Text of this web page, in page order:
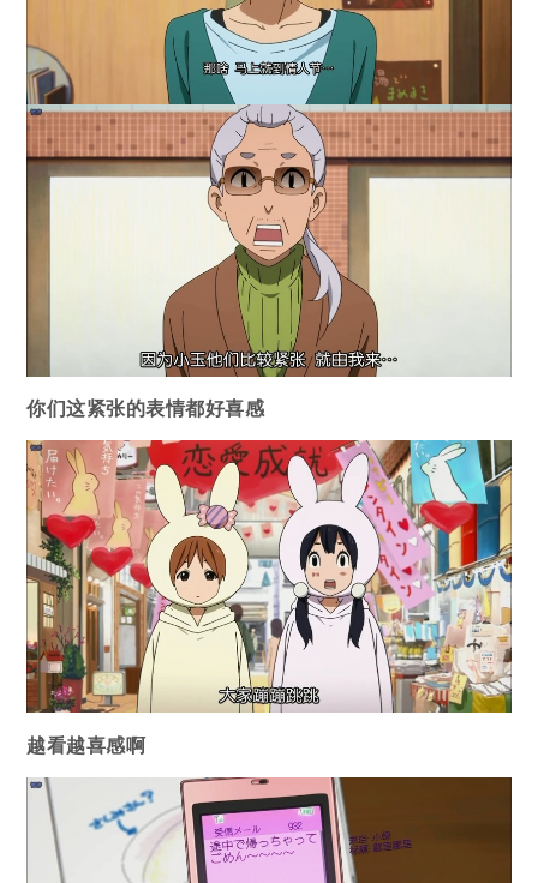
你们这紧张的表情都好喜感
越看越喜感啊